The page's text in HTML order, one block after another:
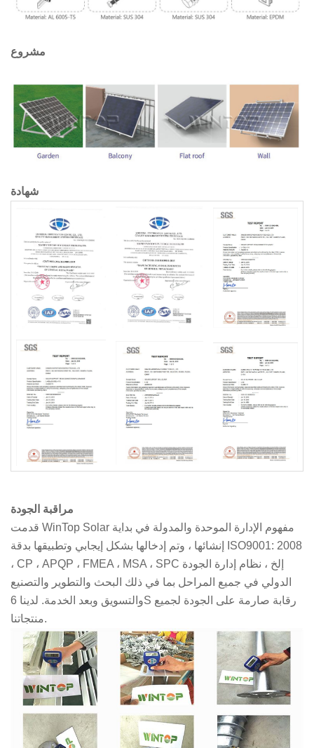
مشروع
شهادة
مراقبة الجودة
قدمت WinTop Solar مفهوم الإدارة الموحدة والمدولة في بداية
إنشائها ، وتم إدخالها بشكل إيجابي وتطبيقها بدقة ISO9001: 2008
، CP ، APQP ، FMEA ، MSA ، SPC إلخ ، نظام إدارة الجودة
الدولي في جميع المراحل بما في ذلك البحث والتطوير والتصنيع
والتسويق وبعد الخدمة. لدينا 6S رقابة صارمة على الجودة لجميع
منتجاتنا.